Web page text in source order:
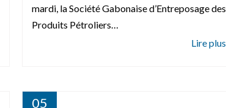
mardi, la Société Gabonaise d’Entreposage des
Produits Pétroliers…
05